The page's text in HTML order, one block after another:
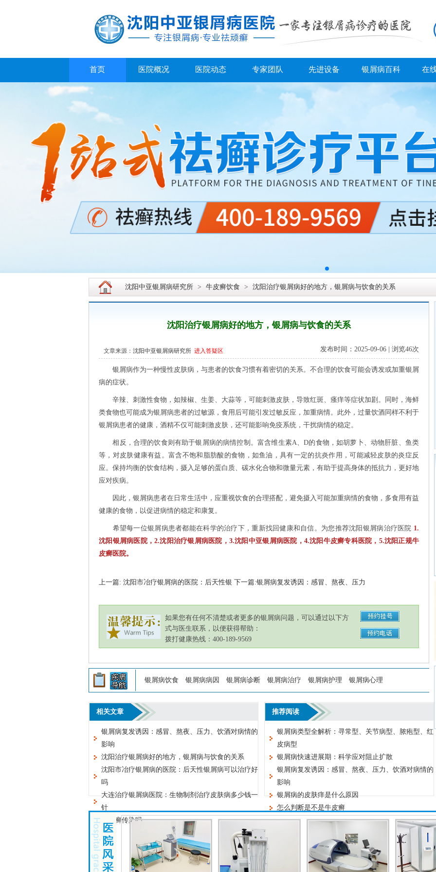
首页 医院概况 医院动态 专家团队 先进设备 银屑病百科 在
沈阳中亚银屑病研究所 > 牛皮癣饮食 > 沈阳治疗银屑病好的地方，银屑病与饮食的关系
沈阳治疗银屑病好的地方，银屑病与饮食的关系
发布时间：2025-09-06 | 浏览46次
文章来源： 沈阳中亚银屑病研究所 进入答疑区
银屑病作为一种慢性皮肤病，与患者的饮食习惯有着密切的关系。不合理的饮食可能会诱发或加重银屑
病的症状。
辛辣、刺激性食物，如辣椒、生姜、大蒜等，可能刺激皮肤，导致红斑、瘙痒等症状加剧。同时，海鲜
类食物也可能成为银屑病患者的过敏源，食用后可能引发过敏反应，加重病情。此外，过量饮酒同样不利于
银屑病患者的健康，酒精不仅可能刺激皮肤，还可能影响免疫系统，干扰病情的稳定。
相反，合理的饮食则有助于银屑病的病情控制。富含维生素A、D的食物，如胡萝卜、动物肝脏、鱼类
等，对皮肤健康有益。富含不饱和脂肪酸的食物，如鱼油，具有一定的抗炎作用，可能减轻皮肤的炎症反
应。保持均衡的饮食结构，摄入足够的蛋白质、碳水化合物和微量元素，有助于提高身体的抵抗力，更好地
应对疾病。
因此，银屑病患者在日常生活中，应重视饮食的合理搭配，避免摄入可能加重病情的食物，多食用有益
健康的食物，以促进病情的稳定和康复。
希望每一位银屑病患者都能在科学的治疗下，重新找回健康和自信。为您推荐沈阳银屑病治疗医院 1.
沈阳银屑病医院，2.沈阳治疗银屑病医院，3.沈阳中亚银屑病医院，4.沈阳牛皮癣专科医院，5.沈阳正规牛
皮癣医院。
上一篇: 沈阳市冶疗银屑病的医院：后天性银 下一篇:银屑病复发诱因：感冒、熬夜、压力
如果您有任何不清楚或者更多的银屑病问题，可以通过以下方
式与医生联系，以便获得帮助：
拨打健康热线：400-189-9569
银屑病饮食 银屑病病因 银屑病诊断 银屑病治疗 银屑病护理 银屑病心理
相关文章
银屑病复发诱因：感冒、熬夜、压力、饮酒对病情的
影响
沈阳治疗银屑病好的地方，银屑病与饮食的关系
沈阳市冶疗银屑病的医院：后天性银屑病可以治疗好
吗
大连治疗银屑病医院：生物制剂治疗皮肤病多少钱一
针
皮肤癣传染吗
推荐阅读
银屑病类型全解析：寻常型、关节病型、脓疱型、红
皮病型
银屑病快速进展期：科学应对阻止扩散
银屑病复发诱因：感冒、熬夜、压力、饮酒对病情的
影响
银屑病的皮肤痒是什么原因
怎么判断是不是牛皮癣